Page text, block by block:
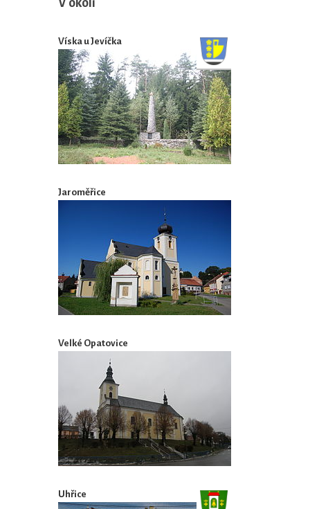
V okolí
Víska u Jevíčka
Jaroměřice
Velké Opatovice
Uhřice